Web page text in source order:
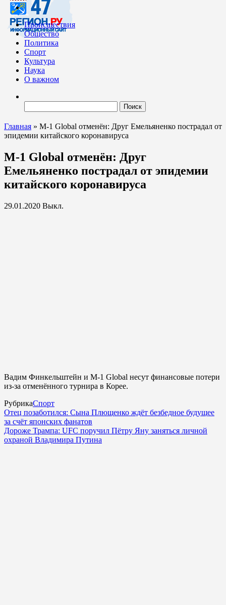
Происшествия
Общество
Политика
Спорт
Культура
Наука
О важном
Главная » M-1 Global отменён: Друг Емельяненко пострадал от
эпидемии китайского коронавируса
M-1 Global отменён: Друг
Емельяненко пострадал от эпидемии
китайского коронавируса
29.01.2020 Выкл.
Вадим Финкельштейн и M-1 Global несут финансовые потери
из-за отменённого турнира в Корее.
РубрикаСпорт
Отец позаботился: Сына Плющенко ждёт безбедное будущее
за счёт японских фанатов
Дороже Трампа: UFC поручил Пётру Яну заняться личной
охраной Владимира Путина